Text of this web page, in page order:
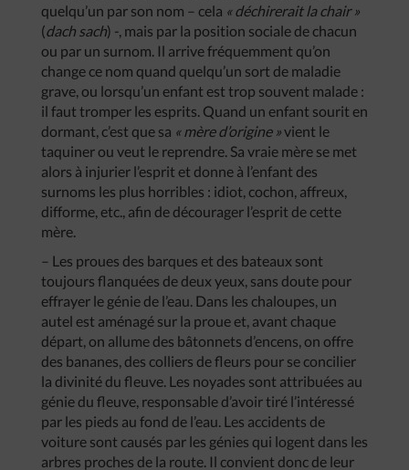
quelqu’un par son nom – cela « déchirerait la chair »
(dach sach) -, mais par la position sociale de chacun
ou par un surnom. Il arrive fréquemment qu’on
change ce nom quand quelqu’un sort de maladie
grave, ou lorsqu’un enfant est trop souvent malade :
il faut tromper les esprits. Quand un enfant sourit en
dormant, c’est que sa « mère d’origine »vient le
taquiner ou veut le reprendre. Sa vraie mère se met
alors à injurier l’esprit et donne à l’enfant des
surnoms les plus horribles : idiot, cochon, affreux,
difforme, etc., afin de décourager l’esprit de cette
mère.
– Les proues des barques et des bateaux sont
toujours flanquées de deux yeux, sans doute pour
effrayer le génie de l’eau. Dans les chaloupes, un
autel est aménagé sur la proue et, avant chaque
départ, on allume des bâtonnets d’encens, on offre
des bananes, des colliers de fleurs pour se concilier
la divinité du fleuve. Les noyades sont attribuées au
génie du fleuve, responsable d’avoir tiré l’intéressé
par les pieds au fond de l’eau. Les accidents de
voiture sont causés par les génies qui logent dans les
arbres proches de la route. Il convient donc de leur